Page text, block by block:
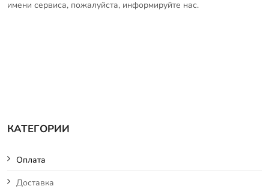
КАТЕГОРИИ
Оплата
Доставка
имени сервиса, пожалуйста, информируйте нас.